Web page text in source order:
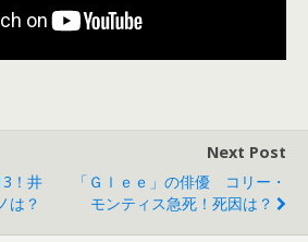
！井
は？
Next Post
「Ｇｌｅｅ」の俳優 コリー・
モンティス急死！死因は？